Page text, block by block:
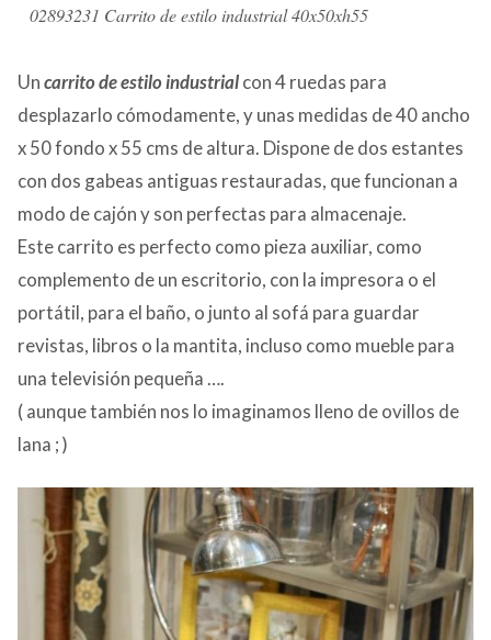
02893231 Carrito de estilo industrial 40x50xh55
Uncarrito de estilo industrialcon 4 ruedas para
desplazarlo cómodamente, y unas medidas de 40 ancho
x 50 fondo x 55 cms de altura. Dispone de dos estantes
con dos gabeas antiguas restauradas, que funcionan a
modo de cajón y son perfectas para almacenaje.
Este carrito es perfecto como pieza auxiliar, como
complemento de un escritorio, con la impresora o el
portátil, para el baño, o junto al sofá para guardar
revistas, libros o la mantita, incluso como mueble para
una televisión pequeña ….
( aunque también nos lo imaginamos lleno de ovillos de
lana ; )